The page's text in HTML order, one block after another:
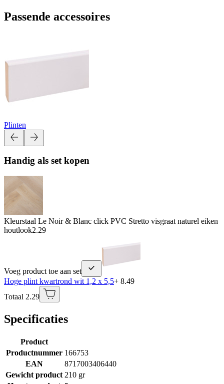
Passende accessoires
Plinten
Handig als set kopen
Kleurstaal Le Noir & Blanc click PVC Stretto visgraat naturel eiken
houtlook2.29
Voeg product toe aan set
Hoge plint kwartrond wit 1,2 x 5,5+ 8.49
Totaal 2.29
Specificaties
Product
Productnummer 166753
EAN
8717003406440
Gewicht product 210 gr